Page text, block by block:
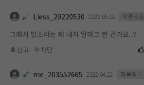
Lless_20220530 2022.05.18 작품댓글
그래서 발소리는 왜 내지 말라고 한 건가요..?
신고
차단
me_203552665 2022.04.22 작품댓글